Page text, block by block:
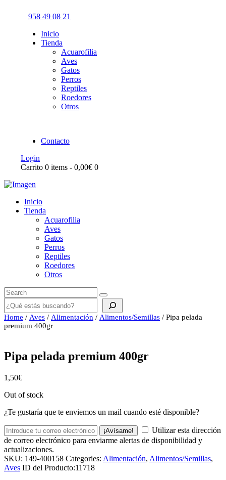
958 49 08 21
Inicio
Tienda
Acuarofilia
Aves
Gatos
Perros
Reptiles
Roedores
Otros
Contacto
Login
Carrito 0 items - 0,00€ 0
Inicio
Tienda
Acuarofilia
Aves
Gatos
Perros
Reptiles
Roedores
Otros
Buscar
Home / Aves / Alimentación / Alimentos/Semillas / Pipa pelada
premium 400gr
Pipa pelada premium 400gr
1,50€
Out of stock
¿Te gustaría que te enviemos un mail cuando esté disponible?
¡Avísame!
Utilizar esta dirección
de correo electrónico para enviarme alertas de disponibilidad y
actualizaciones.
SKU: 149-400158 Categories: Alimentación, Alimentos/Semillas,
Aves ID del Producto:11718